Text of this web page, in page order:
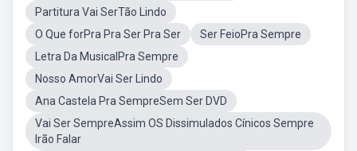
Partitura Vai SerTão Lindo
O Que forPra Pra Ser Pra Ser
Ser FeioPra Sempre
Letra Da MusicalPra Sempre
Nosso AmorVai Ser Lindo
Ana Castela Pra SempreSem Ser DVD
Vai Ser SempreAssim OS Dissimulados Cínicos Sempre
Irão Falar